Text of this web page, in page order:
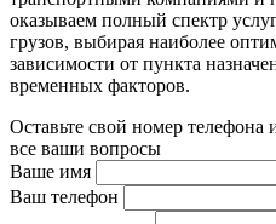
оказываем полный спектр
грузов, выбирая наиболее
зависимости от пункта
временных факторов.
Оставьте свой номер телефона
все ваши вопросы
Ваше имя
Ваш телефон